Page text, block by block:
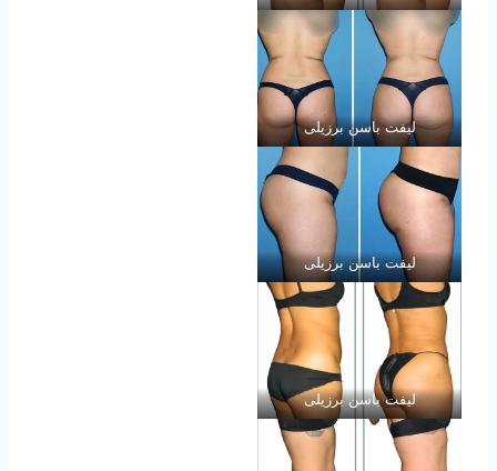
لیفت باسن برزیلی
لیفت باسن برزیلی
لیفت باسن برزیلی